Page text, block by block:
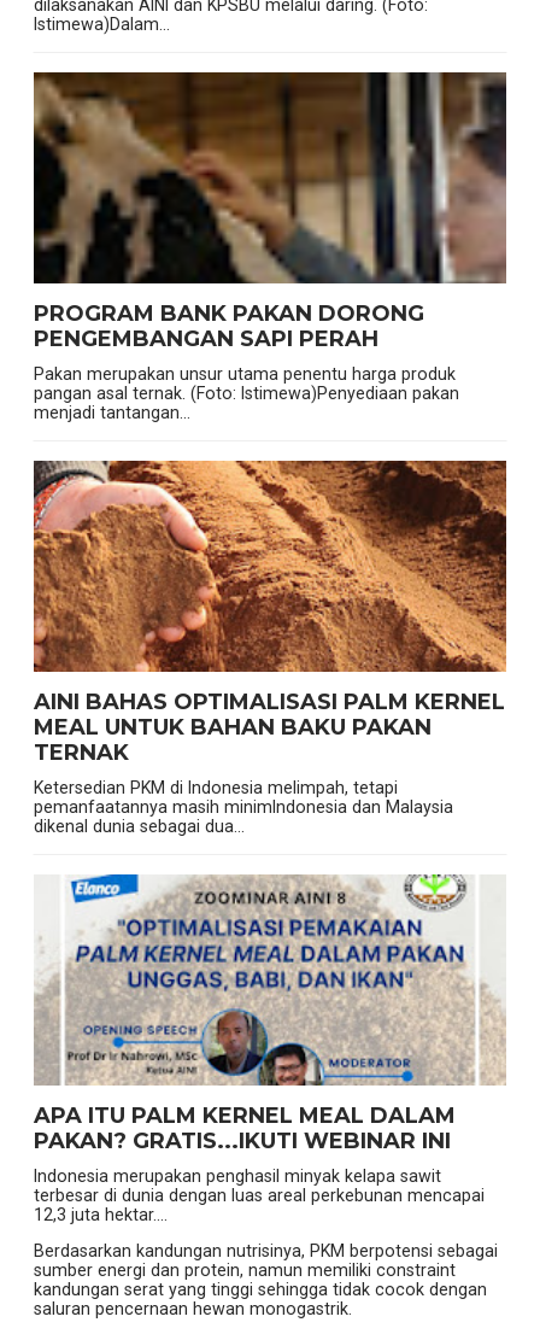
dilaksanakan AINI dan KPSBU melalui daring. (Foto:
Istimewa)Dalam...
PROGRAM BANK PAKAN DORONG
PENGEMBANGAN SAPI PERAH
Pakan merupakan unsur utama penentu harga produk
pangan asal ternak. (Foto: Istimewa)Penyediaan pakan
menjadi tantangan...
AINI BAHAS OPTIMALISASI PALM KERNEL
MEAL UNTUK BAHAN BAKU PAKAN
TERNAK
Ketersedian PKM di Indonesia melimpah, tetapi
pemanfaatannya masih minimIndonesia dan Malaysia
dikenal dunia sebagai dua...
APA ITU PALM KERNEL MEAL DALAM
PAKAN? GRATIS...IKUTI WEBINAR INI
Indonesia merupakan penghasil minyak kelapa sawit
terbesar di dunia dengan luas areal perkebunan mencapai
12,3 juta hektar....
Berdasarkan kandungan nutrisinya, PKM berpotensi sebagai
sumber energi dan protein, namun memiliki constraint
kandungan serat yang tinggi sehingga tidak cocok dengan
saluran pencernaan hewan monogastrik.